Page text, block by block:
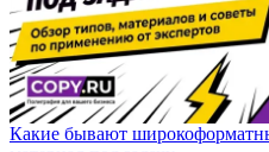
Какие бывают